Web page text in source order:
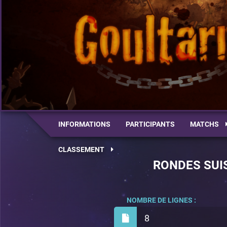
INFORMATIONS PARTICIPANTS MATCHS
CLASSEMENT
RONDES
8
NOMBRE DE LIGNES :